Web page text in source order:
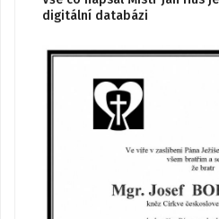
digitální databázi